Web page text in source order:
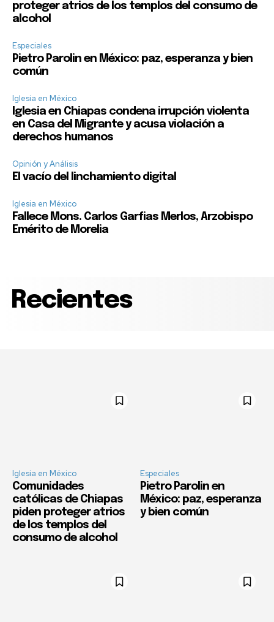
proteger atrios de los templos del consumo de
alcohol
Especiales
Pietro Parolin en México: paz, esperanza y bien
común
Iglesia en México
Iglesia en Chiapas condena irrupción violenta
en Casa del Migrante y acusa violación a
derechos humanos
Opinión y Análisis
El vacío del linchamiento digital
Iglesia en México
Fallece Mons. Carlos Garfias Merlos, Arzobispo
Emérito de Morelia
Recientes
Iglesia en México
Comunidades
católicas de Chiapas
piden proteger atrios
de los templos del
consumo de alcohol
Especiales
Pietro Parolin en
México: paz, esperanza
y bien común